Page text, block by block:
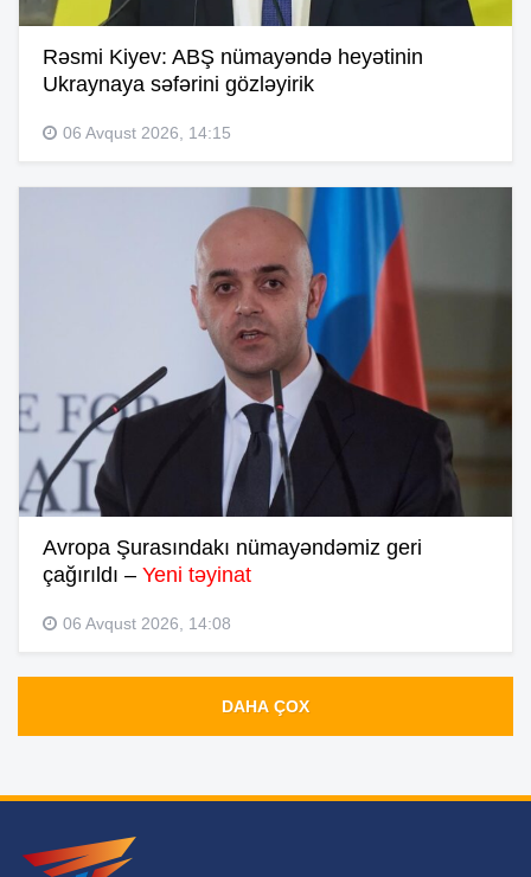
Rəsmi Kiyev: ABŞ nümayəndə heyətinin
Ukraynaya səfərini gözləyirik
06 Avqust 2026, 14:15
Avropa Şurasındakı nümayəndəmiz geri
çağırıldı – Yeni təyinat
06 Avqust 2026, 14:08
DAHA ÇOX